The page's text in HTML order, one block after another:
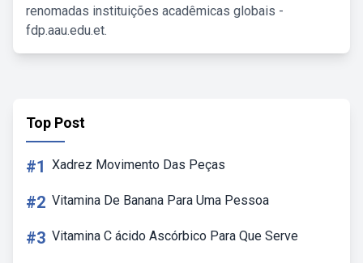
renomadas instituições acadêmicas globais -
fdp.aau.edu.et.
Top Post
#1 Xadrez Movimento Das Peças
#2 Vitamina De Banana Para Uma Pessoa
#3 Vitamina C ácido Ascórbico Para Que Serve